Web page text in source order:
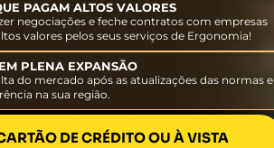
PAGAM ALTOS VALORES
negociações e feche contratos com empresas
valores pelos seus serviços de Ergonomia!
PLENA EXPANSÃO
do mercado após as atualizações das normas e
na sua região.
DE CRÉDITO OU À VISTA